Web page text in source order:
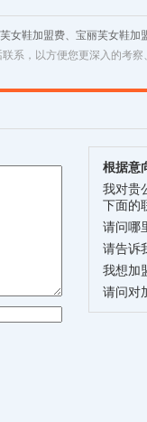
女鞋加盟费、宝丽芙女鞋加
系，以方便您更深入的考
根据意
我对贵
下面的
请问哪
请告诉
我想加
请问对